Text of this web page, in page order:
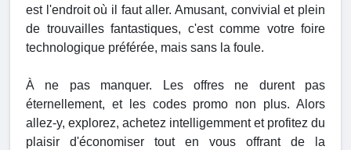
est l'endroit où il faut aller. Amusant, convivial et plein
de trouvailles fantastiques, c'est comme votre foire
technologique préférée, mais sans la foule.
À ne pas manquer. Les offres ne durent pas
éternellement, et les codes promo non plus. Alors
allez-y, explorez, achetez intelligemment et profitez du
plaisir d'économiser tout en vous offrant de la